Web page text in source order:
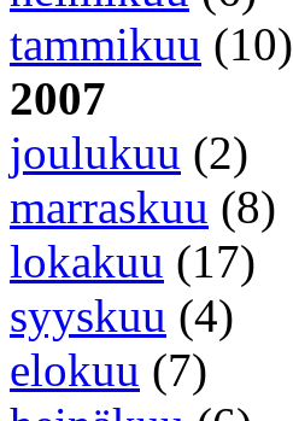
tammikuu (10)
2007
joulukuu (2)
marraskuu (8)
lokakuu (17)
syyskuu (4)
elokuu (7)